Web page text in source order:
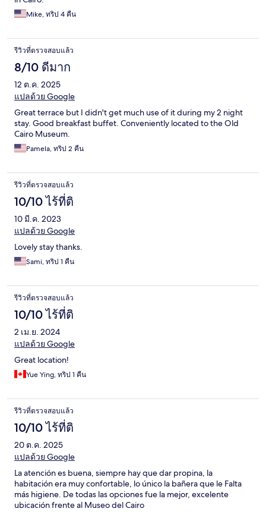
Mike, ทริป 4 คืน
รีวิวที่ตรวจสอบแล้ว
8/10 ดีมาก
12 ต.ค. 2025
แปลด้วย Google
Great terrace but I didn't get much use of it during my 2 night
stay. Good breakfast buffet. Conveniently located to the Old
Cairo Museum.
Pamela, ทริป 2 คืน
รีวิวที่ตรวจสอบแล้ว
10/10 ไร้ที่ติ
10 มี.ค. 2023
แปลด้วย Google
Lovely stay thanks.
Sami, ทริป 1 คืน
รีวิวที่ตรวจสอบแล้ว
10/10 ไร้ที่ติ
2 เม.ย. 2024
แปลด้วย Google
Great location!
Yue Ying, ทริป 1 คืน
รีวิวที่ตรวจสอบแล้ว
10/10 ไร้ที่ติ
20 ต.ค. 2025
แปลด้วย Google
La atención es buena, siempre hay que dar propina, la
habitación era muy confortable, lo único la bañera que le Falta
más higiene. De todas las opciones fue la mejor, excelente
ubicación frente al Museo del Cairo